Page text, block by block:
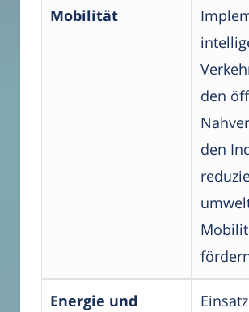
Mobilität
den
den
Energie und